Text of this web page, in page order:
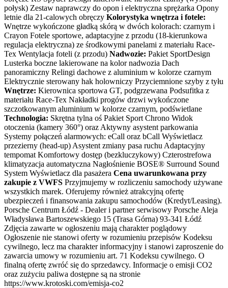
połysk) Zestaw naprawczy do opon i elektryczna sprężarka Opony
letnie dla 21-calowych obręczy Kolorystyka wnętrza i fotele:
Wnętrze wykończone gładką skórą w dwóch kolorach: czarnym i
Crayon Fotele sportowe, adaptacyjne z przodu (18-kierunkowa
regulacja elektryczna) ze środkowymi panelami z materiału Race-
Tex Wentylacja foteli (z przodu) Nadwozie: Pakiet SportDesign
Lusterka boczne lakierowane na kolor nadwozia Dach
panoramiczny Relingi dachowe z aluminium w kolorze czarnym
Elektrycznie sterowany hak holowniczy Przyciemnione szyby z tyłu
Wnętrze: Kierownica sportowa GT, podgrzewana Podsufitka z
materiału Race-Tex Nakładki progów drzwi wykończone
szczotkowanym aluminium w kolorze czarnym, podświetlane
Technologia: Skrętna tylna oś Pakiet Sport Chrono Widok
otoczenia (kamery 360°) oraz Aktywny asystent parkowania
Systemy połączeń alarmowych: eCall oraz bCall Wyświetlacz
przezierny (head-up) Asystent zmiany pasa ruchu Adaptacyjny
tempomat Komfortowy dostęp (bezkluczykowy) Czterostrefowa
klimatyzacja automatyczna Nagłośnienie BOSE® Surround Sound
System Wyświetlacz dla pasażera Cena uwarunkowana przy
zakupie z VWFS Przyjmujemy w rozliczeniu samochody używane
wszystkich marek. Oferujemy również atrakcyjną ofertę
ubezpieczeń i finansowania zakupu samochodów (Kredyt/Leasing).
Porsche Centrum Łódź - Dealer i partner serwisowy Porsche Aleja
Władysława Bartoszewskiego 15 (Trasa Górna) 93-341 Łódź
Zdjęcia zawarte w ogłoszeniu mają charakter poglądowy
Ogłoszenie nie stanowi oferty w rozumieniu przepisów Kodeksu
cywilnego, lecz ma charakter informacyjny i stanowi zaproszenie do
zawarcia umowy w rozumieniu art. 71 Kodeksu cywilnego. O
finalną ofertę zwróć się do sprzedawcy. Informacje o emisji CO2
oraz zużyciu paliwa dostępne są na stronie
https://www.krotoski.com/emisja-co2